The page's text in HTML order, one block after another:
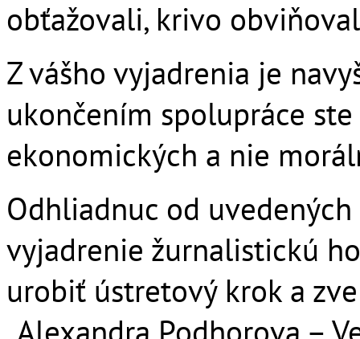
obťažovali, krivo
Z vášho vyjadrenia je
ukončením spolupráce
ekonomických a nie
Odhliadnuc od
vyjadrenie žurnalistickú
urobiť ústretový krok a